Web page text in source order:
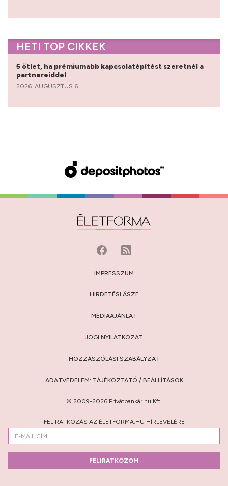
HETI TOP CIKKEK
5 ötlet, ha prémiumabb kapcsolatépítést szeretnél a
partnereiddel
2026. AUGUSZTUS 6.
IMPRESSZUM
HIRDETÉSI ÁSZF
MÉDIAAJÁNLAT
JOGI NYILATKOZAT
HOZZÁSZÓLÁSI SZABÁLYZAT
ADATVÉDELEM: TÁJÉKOZTATÓ / BEÁLLÍTÁSOK
© 2009-2026 Privátbankár.hu Kft.
FELIRATKOZÁS AZ ÉLETFORMA.HU HÍRLEVELÉRE
FELIRATKOZOM